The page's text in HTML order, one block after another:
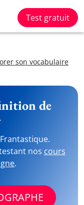
Test gratuit
son vocabulaire
de
nos cours
.